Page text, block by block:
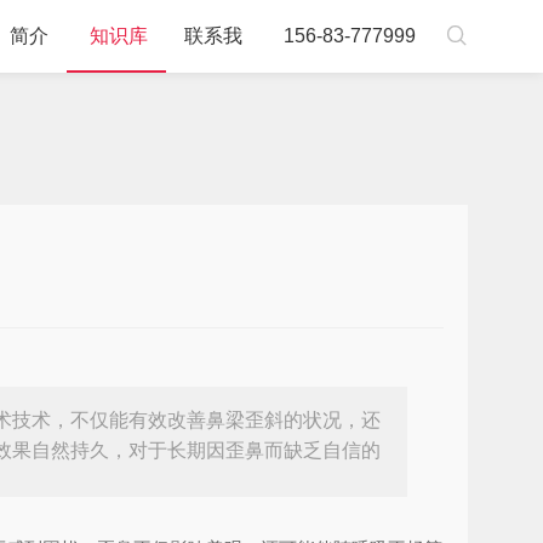
简介 知识库 联系我 156-83-777999 
术，不仅能有效改善鼻梁歪斜的状况，还
自然持久，对于长期因歪鼻而缺乏自信的